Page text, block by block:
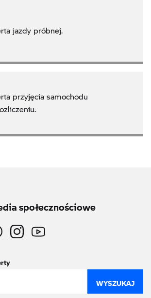
jazdy próbnej.
przyjęcia samochodu
społecznościowe
WYSZUKAJ